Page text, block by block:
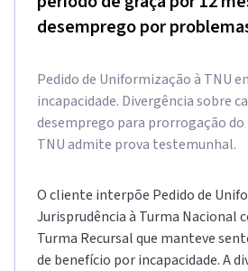
desemprego por
Pedido de Uniformização à TNU
incapacidade. Divergência sobre
desemprego para prorrogação do
TNU admite prova testemunhal.
O cliente interpõe Pedido de
Jurisprudência à Turma Nacional
Turma Recursal que manteve
de benefício por incapacidade. A